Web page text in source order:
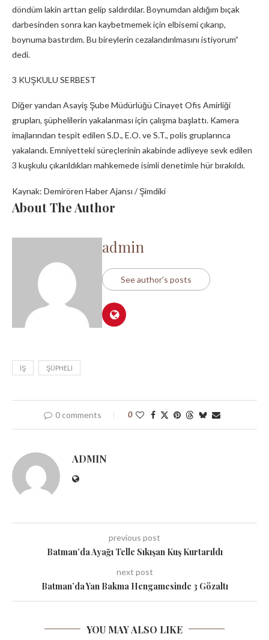
döndüm lakin arttan gelip saldırdılar. Boynumdan aldığım bıçak
darbesinden sonra kan kaybetmemek için elbisemi çıkarıp,
boynuma bastırdım. Bu bireylerin cezalandırılmasını istiyorum”
dedi.
3 KUŞKULU SERBEST
Diğer yandan Asayiş Şube Müdürlüğü Cinayet Ofis Amirliği
grupları, şüphelilerin yakalanması için çalışma başlattı. Kamera
imajlarından tespit edilen S.D., E.O. ve S.T., polis gruplarınca
yakalandı. Emniyetteki süreçlerinin akabinde adliyeye sevk edilen
3 kuşkulu çıkarıldıkları mahkemede isimli denetimle hür bırakıldı.
Kaynak: Demirören Haber Ajansı / Şimdiki
About The Author
admin
See author's posts
İŞ ŞÜPHELI
0 comments 0
ADMIN
previous post
Batman’da Ayağı Telle Sıkışan Kuş Kurtarıldı
next post
Batman’da Yan Bakma Hengamesinde 3 Gözaltı
YOU MAY ALSO LIKE